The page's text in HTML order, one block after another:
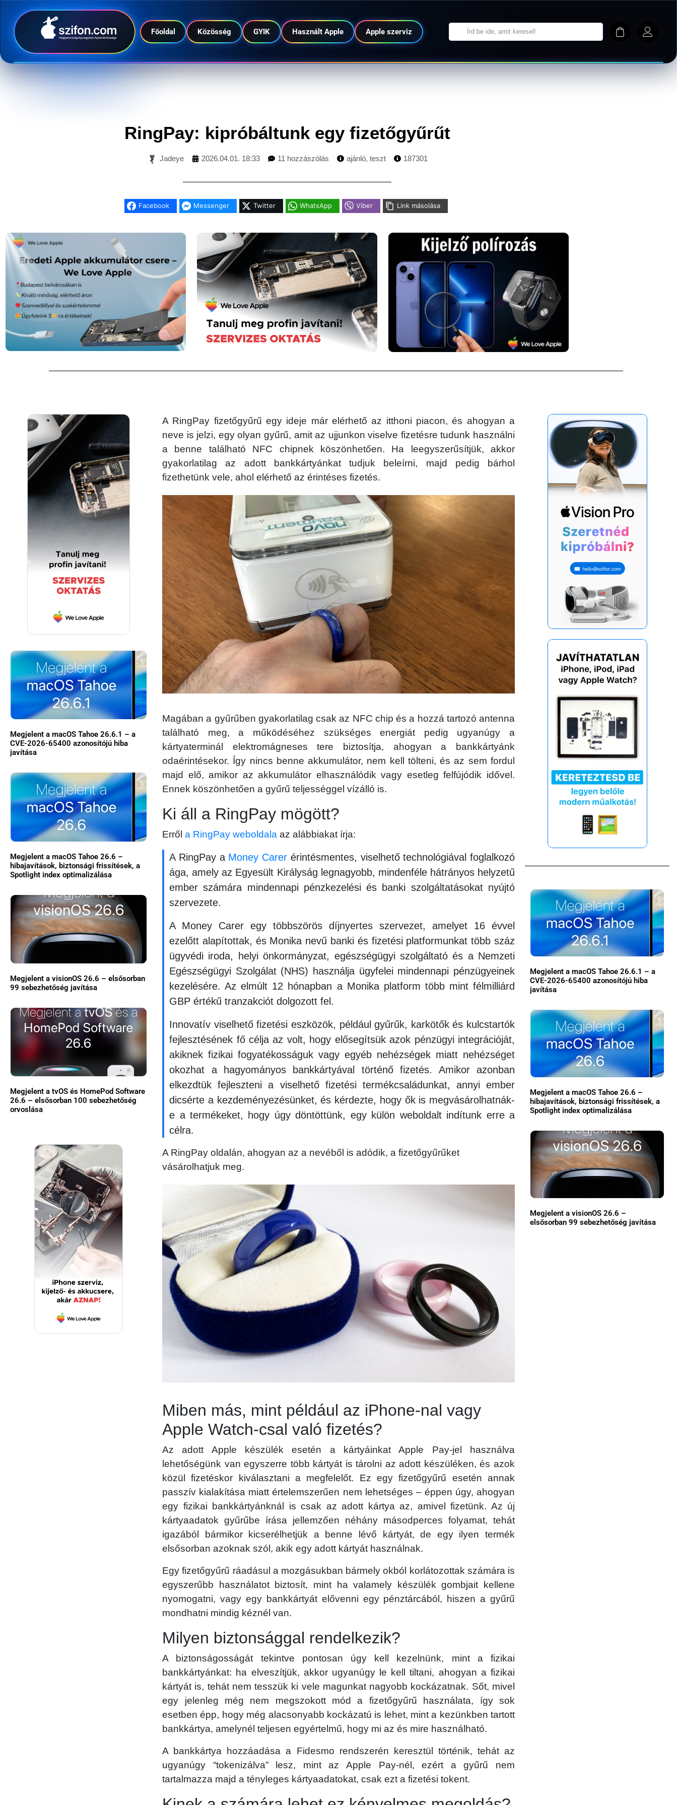
Főoldal Közösség GYIK Használt Apple Apple szerviz
RingPay: kipróbáltunk egy fizetőgyűrűt
Jadeye 2026.04.01. 18:33 11 hozzászólás ajánló, teszt 187301
Facebook Messenger Twitter WhatsApp Viber Link másolása
Megjelent a macOS Tahoe 26.6.1 – a
CVE-2026-65400 azonosítójú hiba
javítása
Megjelent a macOS Tahoe 26.6 –
hibajavítások, biztonsági frissítések, a
Spotlight index optimalizálása
Megjelent a visionOS 26.6 – elsősorban
99 sebezhetőség javítása
Megjelent a tvOS és HomePod Software
26.6 – elsősorban 100 sebezhetőség
orvoslása
A RingPay fizetőgyűrű egy ideje már elérhető az itthoni piacon, és ahogyan a
neve is jelzi, egy olyan gyűrű, amit az ujjunkon viselve fizetésre tudunk használni
a benne található NFC chipnek köszönhetően. Ha leegyszerűsítjük, akkor
gyakorlatilag az adott bankkártyánkat tudjuk beleírni, majd pedig bárhol
fizethetünk vele, ahol elérhető az érintéses fizetés.
Magában a gyűrűben gyakorlatilag csak az NFC chip és a hozzá tartozó antenna
található meg, a működéséhez szükséges energiát pedig ugyanúgy a
kártyaterminál elektromágneses tere biztosítja, ahogyan a bankkártyánk
odaérintésekor. Így nincs benne akkumulátor, nem kell tölteni, és az sem fordul
majd elő, amikor az akkumulátor elhasználódik vagy esetleg felfújódik idővel.
Ennek köszönhetően a gyűrű teljességgel vízálló is.
Ki áll a RingPay mögött?
Errőla RingPay weboldala az alábbiakat írja:
A RingPay a Money Carer érintésmentes, viselhető technológiával foglalkozó
ága, amely az Egyesült Királyság legnagyobb, mindenféle hátrányos helyzetű
ember számára mindennapi pénzkezelési és banki szolgáltatásokat nyújtó
szervezete.
A Money Carer egy többszörös díjnyertes szervezet, amelyet 16 évvel
ezelőtt alapítottak, és Monika nevű banki és fizetési platformunkat több száz
ügyvédi iroda, helyi önkormányzat, egészségügyi szolgáltató és a Nemzeti
Egészségügyi Szolgálat (NHS) használja ügyfelei mindennapi pénzügyeinek
kezelésére. Az elmúlt 12 hónapban a Monika platform több mint félmilliárd
GBP értékű tranzakciót dolgozott fel.
Innovatív viselhető fizetési eszközök, például gyűrűk, karkötők és kulcstartók
fejlesztésének fő célja az volt, hogy elősegítsük azok pénzügyi integrációját,
akiknek fizikai fogyatékosságuk vagy egyéb nehézségek miatt nehézséget
okozhat a hagyományos bankkártyával történő fizetés. Amikor azonban
elkezdtük fejleszteni a viselhető fizetési termékcsaládunkat, annyi ember
dicsérte a kezdeményezésünket, és kérdezte, hogy ők is megvásárolhatnák-
e a termékeket, hogy úgy döntöttünk, egy külön weboldalt indítunk erre a
célra.
A RingPay oldalán, ahogyan az a nevéből is adódik, a fizetőgyűrűket
vásárolhatjuk meg.
Miben más, mint például az iPhone-nal vagy
Apple Watch-csal való fizetés?
Az adott Apple készülék esetén a kártyáinkat Apple Pay-jel használva
lehetőségünk van egyszerre több kártyát is tárolni az adott készüléken, és azok
közül fizetéskor kiválasztani a megfelelőt. Ez egy fizetőgyűrű esetén annak
passzív kialakítása miatt értelemszerűen nem lehetséges – éppen úgy, ahogyan
egy fizikai bankkártyánknál is csak az adott kártya az, amivel fizetünk. Az új
kártyaadatok gyűrűbe írása jellemzően néhány másodperces folyamat, tehát
igazából bármikor kicserélhetjük a benne lévő kártyát, de egy ilyen termék
elsősorban azoknak szól, akik egy adott kártyát használnak.
Egy fizetőgyűrű ráadásul a mozgásukban bármely okból korlátozottak számára is
egyszerűbb használatot biztosít, mint ha valamely készülék gombjait kellene
nyomogatni, vagy egy bankkártyát elővenni egy pénztárcából, hiszen a gyűrű
mondhatni mindig kéznél van.
Milyen biztonsággal rendelkezik?
A biztonságosságát tekintve pontosan úgy kell kezelnünk, mint a fizikai
bankkártyánkat: ha elveszítjük, akkor ugyanúgy le kell tiltani, ahogyan a fizikai
kártyát is, tehát nem tesszük ki vele magunkat nagyobb kockázatnak. Sőt, mivel
egy jelenleg még nem megszokott mód a fizetőgyűrű használata, így sok
esetben épp, hogy még alacsonyabb kockázatú is lehet, mint a kezünkben tartott
bankkártya, amelynél teljesen egyértelmű, hogy mi az és mire használható.
A bankkártya hozzáadása a Fidesmo rendszerén keresztül történik, tehát az
ugyanúgy “tokenizálva” lesz, mint az Apple Pay-nél, ezért a gyűrű nem
tartalmazza majd a tényleges kártyaadatokat, csak ezt a fizetési tokent.
Megjelent a macOS Tahoe 26.6.1 – a
CVE-2026-65400 azonosítójú hiba
javítása
Megjelent a macOS Tahoe 26.6 –
hibajavítások, biztonsági frissítések, a
Spotlight index optimalizálása
Megjelent a visionOS 26.6 –
elsősorban 99 sebezhetőség javítása
Közösség
GYIK
Használt Apple
Apple szerviz